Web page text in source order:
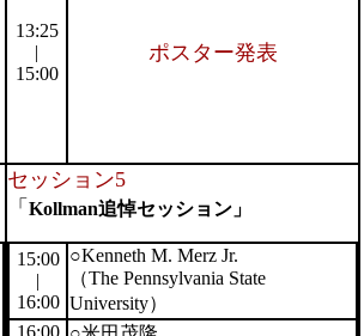
13:25
|
15:00
ポスター発表
セッション5
「 Kollman追悼セッション」
15:00
|
16:00
○Kenneth M. Merz Jr.
（The Pennsylvania State
University）